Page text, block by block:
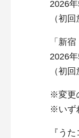
2026
（初
「新
2026
（初
※変更
※いず
『うた